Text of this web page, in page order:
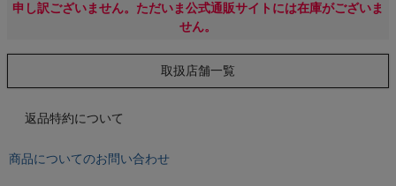
スポーツマリオTOP
ベースボールマリオ（野球商品）
申し訳ございません。ただいま公式通販サイトには在庫がございま
せん。
取扱店舗一覧
返品特約について
商品についてのお問い合わせ